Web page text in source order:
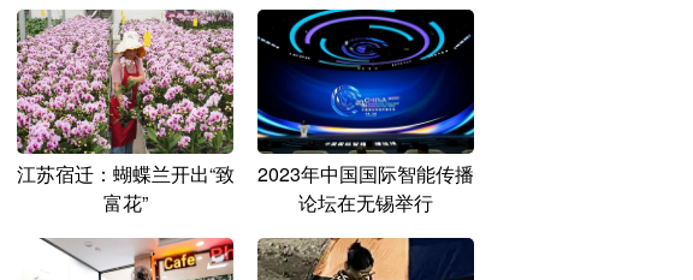
江苏宿迁：蝴蝶兰开出“致
富花”
2023年中国国际智能传播
论坛在无锡举行